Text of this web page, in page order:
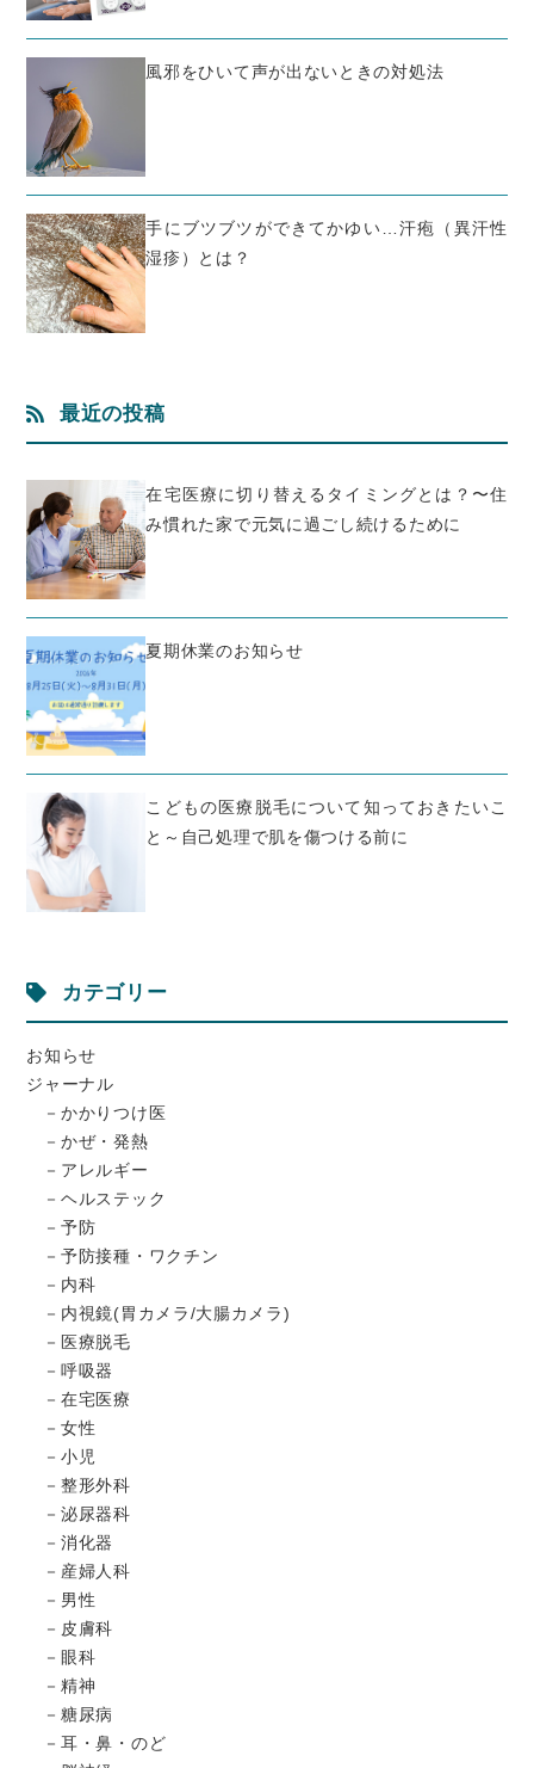
風邪をひいて声が出ないときの対処法
手にブツブツができてかゆい…汗疱（異汗性
湿疹）とは？
最近の投稿
在宅医療に切り替えるタイミングとは？〜住
み慣れた家で元気に過ごし続けるために
夏期休業のお知らせ
こどもの医療脱毛について知っておきたいこ
と～自己処理で肌を傷つける前に
カテゴリー
お知らせ
ジャーナル
かかりつけ医
かぜ・発熱
アレルギー
ヘルステック
予防
予防接種・ワクチン
内科
内視鏡(胃カメラ/大腸カメラ)
医療脱毛
呼吸器
在宅医療
女性
小児
整形外科
泌尿器科
消化器
産婦人科
男性
皮膚科
眼科
精神
糖尿病
耳・鼻・のど